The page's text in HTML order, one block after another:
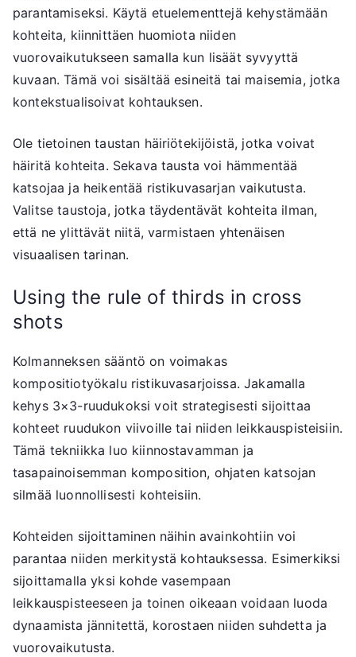
parantamiseksi. Käytä etuelementtejä kehystämään
kohteita, kiinnittäen huomiota niiden
vuorovaikutukseen samalla kun lisäät syvyyttä
kuvaan. Tämä voi sisältää esineitä tai maisemia, jotka
kontekstualisoivat kohtauksen.
Ole tietoinen taustan häiriötekijöistä, jotka voivat
häiritä kohteita. Sekava tausta voi hämmentää
katsojaa ja heikentää ristikuvasarjan vaikutusta.
Valitse taustoja, jotka täydentävät kohteita ilman,
että ne ylittävät niitä, varmistaen yhtenäisen
visuaalisen tarinan.
Using the rule of thirds in cross
shots
Kolmanneksen sääntö on voimakas
kompositiotyökalu ristikuvasarjoissa. Jakamalla
kehys 3×3-ruudukoksi voit strategisesti sijoittaa
kohteet ruudukon viivoille tai niiden leikkauspisteisiin.
Tämä tekniikka luo kiinnostavamman ja
tasapainoisemman komposition, ohjaten katsojan
silmää luonnollisesti kohteisiin.
Kohteiden sijoittaminen näihin avainkohtiin voi
parantaa niiden merkitystä kohtauksessa. Esimerkiksi
sijoittamalla yksi kohde vasempaan
leikkauspisteeseen ja toinen oikeaan voidaan luoda
dynaamista jännitettä, korostaen niiden suhdetta ja
vuorovaikutusta.